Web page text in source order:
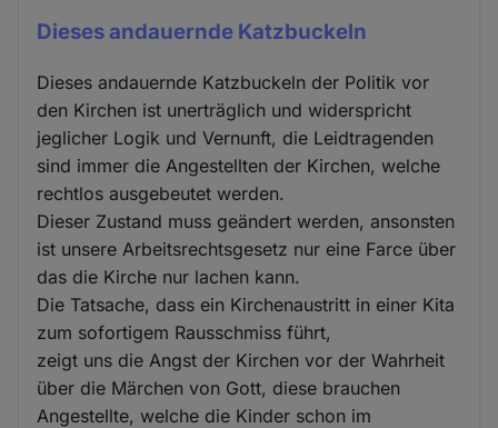
Dieses andauernde Katzbuckeln
Dieses andauernde Katzbuckeln der Politik vor
den Kirchen ist unerträglich und widerspricht
jeglicher Logik und Vernunft, die Leidtragenden
sind immer die Angestellten der Kirchen, welche
rechtlos ausgebeutet werden.
Dieser Zustand muss geändert werden, ansonsten
ist unsere Arbeitsrechtsgesetz nur eine Farce über
das die Kirche nur lachen kann.
Die Tatsache, dass ein Kirchenaustritt in einer Kita
zum sofortigem Rausschmiss führt,
zeigt uns die Angst der Kirchen vor der Wahrheit
über die Märchen von Gott, diese brauchen
Angestellte, welche die Kinder schon im